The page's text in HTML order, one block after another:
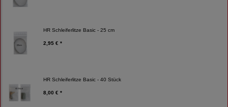
HR Schleiferlitze Basic - 25 cm
2,95 € *
HR Schleiferlitze Basic - 40 Stück
8,00 € *